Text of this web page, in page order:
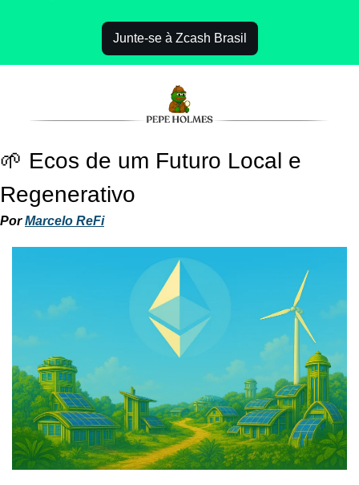
Junte-se à Zcash Brasil
🌱 Ecos de um Futuro Local e
Regenerativo
Por Marcelo ReFi